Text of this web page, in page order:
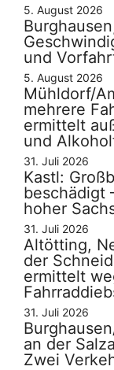
5. August 2026
und
5. August 2026
Mühldorf/
mehrere
ermittelt
und
31. Juli 2026
Kastl:
beschädigt
hoher
31. Juli 2026
Altötting,
der
ermittelt
31. Juli 2026
an der
Zwei